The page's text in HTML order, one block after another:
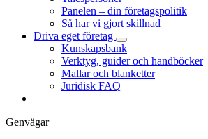
Panelen – din företagspolitik
Så har vi gjort skillnad
Driva eget företag
Kunskapsbank
Verktyg, guider och handböcker
Mallar och blanketter
Juridisk FAQ
Genvägar